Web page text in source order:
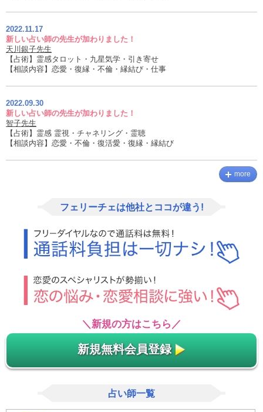
2022.11.17
新しい占い師の先生が加わりました！
天川銀子先生
【占術】霊感タロット・九星気学・引き寄せ
【相談内容】恋愛・復縁・不倫・縁結び・仕事
2022.09.30
新しい占い師の先生が加わりました！
智子先生
【占術】霊感 霊視・チャネリング・霊聴
【相談内容】恋愛・不倫・復活愛・復縁・縁結び
more
フェリーチェは他社とココが違う!
＼新規の方はこちら／
新規無料会員登録
占い師一覧